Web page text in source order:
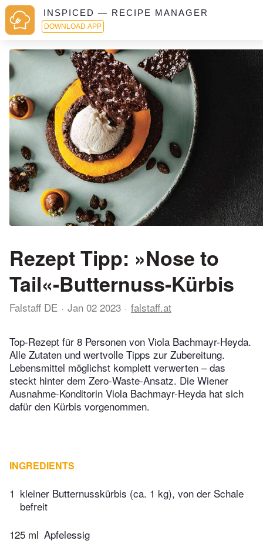
INSPICED — RECIPE MANAGER
DOWNLOAD APP
Rezept Tipp: »Nose to
Tail«-Butternuss-Kürbis
Falstaff DE Jan 02 2023 falstaff.at
Top-Rezept für 8 Personen von Viola Bachmayr-Heyda.
Alle Zutaten und wertvolle Tipps zur Zubereitung.
Lebensmittel möglichst komplett verwerten – das
steckt hinter dem Zero-Waste-Ansatz. Die Wiener
Ausnahme-Konditorin Viola Bachmayr-Heyda hat sich
dafür den Kürbis vorgenommen.
INGREDIENTS
1 kleiner Butternusskürbis (ca. 1 kg), von der Schale
befreit
125 ml Apfelessig